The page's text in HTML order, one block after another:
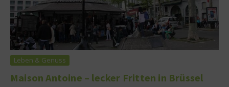
Leben & Genuss
Maison Antoine – lecker Fritten in Brüssel